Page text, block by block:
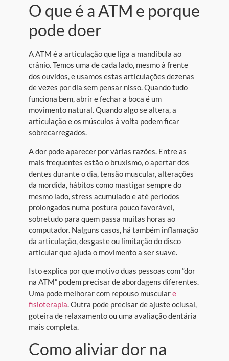
O que é a ATM e porque
pode doer
A ATM é a articulação que liga a mandíbula ao
crânio. Temos uma de cada lado, mesmo à frente
dos ouvidos, e usamos estas articulações dezenas
de vezes por dia sem pensar nisso. Quando tudo
funciona bem, abrir e fechar a boca é um
movimento natural. Quando algo se altera, a
articulação e os músculos à volta podem ficar
sobrecarregados.
A dor pode aparecer por várias razões. Entre as
mais frequentes estão o bruxismo, o apertar dos
dentes durante o dia, tensão muscular, alterações
da mordida, hábitos como mastigar sempre do
mesmo lado, stress acumulado e até períodos
prolongados numa postura pouco favorável,
sobretudo para quem passa muitas horas ao
computador. Nalguns casos, há também inflamação
da articulação, desgaste ou limitação do disco
articular que ajuda o movimento a ser suave.
Isto explica por que motivo duas pessoas com “dor
na ATM” podem precisar de abordagens diferentes.
Uma pode melhorar com repouso musculare
fisioterapia. Outra pode precisar de ajuste oclusal,
goteira de relaxamento ou uma avaliação dentária
mais completa.
Como aliviar dor na